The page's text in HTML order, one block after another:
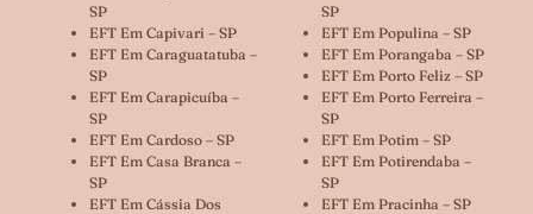
SP
EFT Em Capivari – SP
EFT Em Caraguatatuba –
SP
EFT Em Carapicuíba –
SP
EFT Em Cardoso – SP
EFT Em Casa Branca –
SP
EFT Em Cássia Dos
SP
EFT Em Populina – SP
EFT Em Porangaba – SP
EFT Em Porto Feliz – SP
EFT Em Porto Ferreira –
SP
EFT Em Potim – SP
EFT Em Potirendaba –
SP
EFT Em Pracinha – SP